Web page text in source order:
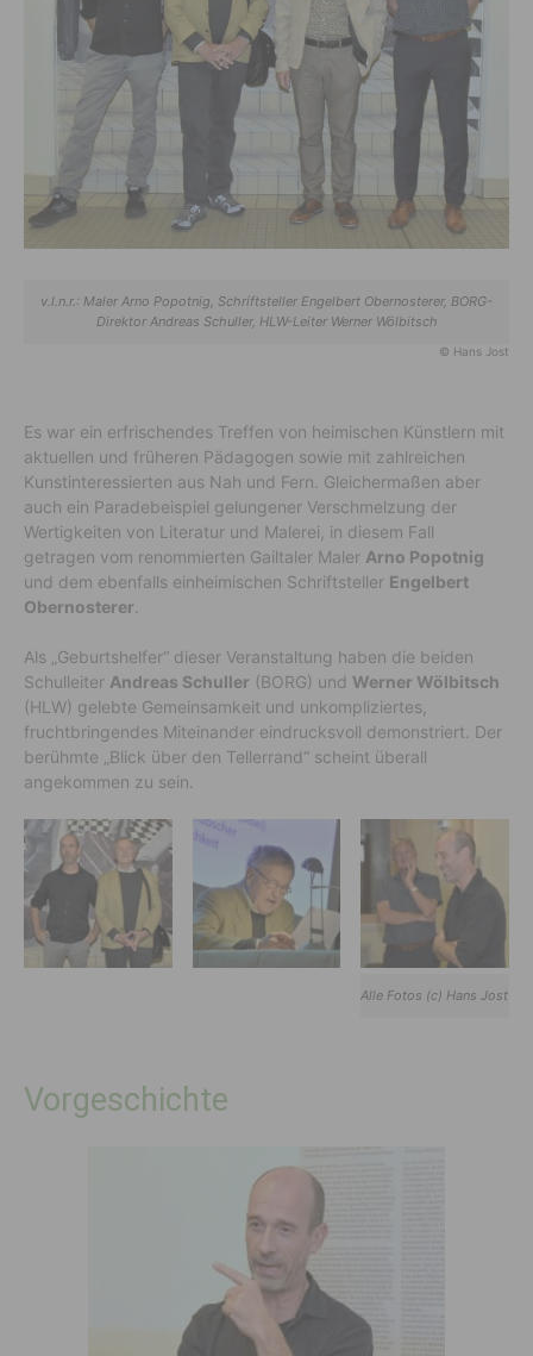
v.l.n.r.: Maler Arno Popotnig, Schriftsteller Engelbert Obernosterer, BORG-
Direktor Andreas Schuller, HLW-Leiter Werner Wölbitsch
© Hans Jost
Es war ein erfrischendes Treffen von heimischen Künstlern mit
aktuellen und früheren Pädagogen sowie mit zahlreichen
Kunstinteressierten aus Nah und Fern. Gleichermaßen aber
auch ein Paradebeispiel gelungener Verschmelzung der
Wertigkeiten von Literatur und Malerei, in diesem Fall
getragen vom renommierten Gailtaler Maler Arno Popotnig
und dem ebenfalls einheimischen Schriftsteller Engelbert
Obernosterer
Als „Geburtshelfer“ dieser Veranstaltung haben die beiden
Schulleiter Andreas Schuller (BORG) und Werner Wölbitsch
(HLW) gelebte Gemeinsamkeit und unkompliziertes,
fruchtbringendes Miteinander eindrucksvoll demonstriert. Der
berühmte „Blick über den Tellerrand“ scheint überall
angekommen zu sein.
Alle Fotos (c) Hans Jost
Vorgeschichte